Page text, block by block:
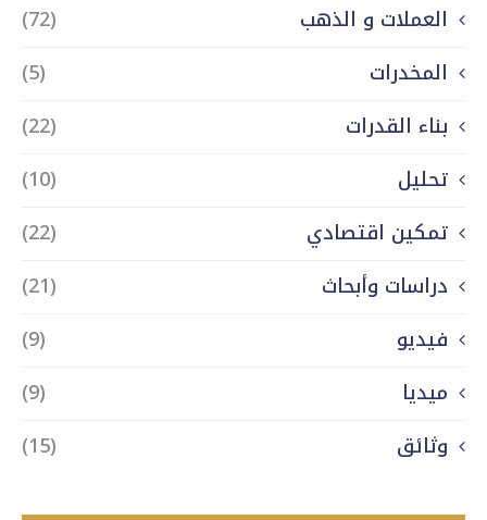
العملات و الذهب
(72)
المخدرات
(5)
بناء القدرات
(22)
تحليل
(10)
تمكين اقتصادي
(22)
دراسات وأبحاث
(21)
فيديو
(9)
ميديا
(9)
وثائق
(15)